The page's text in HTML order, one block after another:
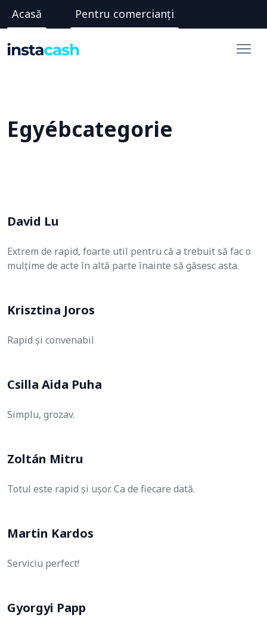
Acasă Pentru comercianți
Egyébcategorie
David Lu
Extrem de rapid, foarte util pentru că a trebuit să fac o
mulțime de acte în altă parte înainte să găsesc asta.
Krisztina Joros
Rapid și convenabil
Csilla Aida Puha
Simplu, grozav.
Zoltán Mitru
Totul este rapid și ușor. Ca de fiecare dată.
Martin Kardos
Serviciu perfect!
Gyorgyi Papp